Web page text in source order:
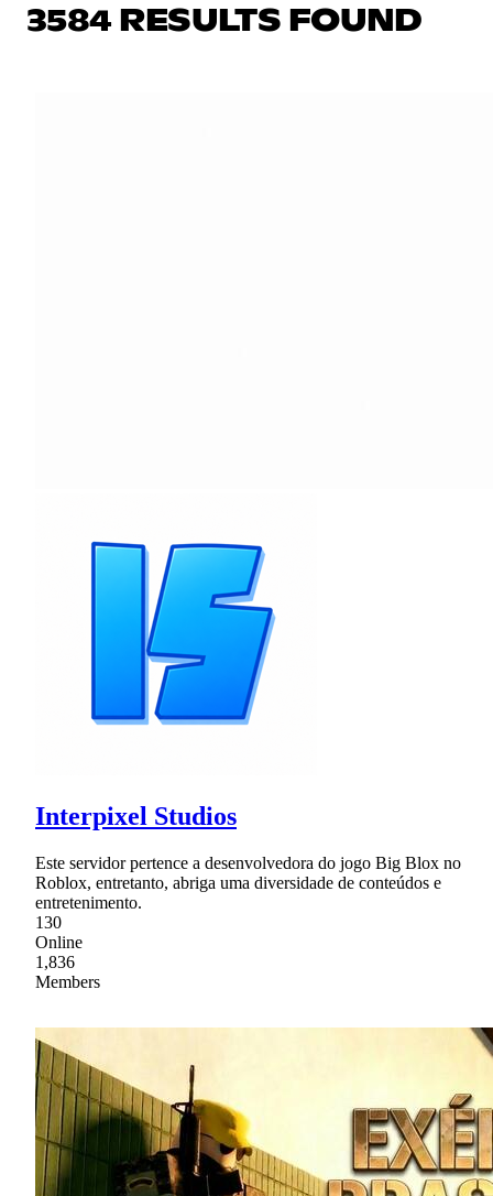
3584 RESULTS FOUND
Interpixel Studios
Este servidor pertence a desenvolvedora do jogo Big Blox no
Roblox, entretanto, abriga uma diversidade de conteúdos e
entretenimento.
130
Online
1,836
Members